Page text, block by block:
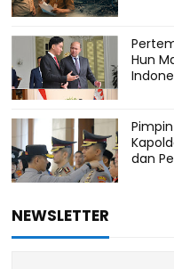
Hun
dan
NEWSLETTER